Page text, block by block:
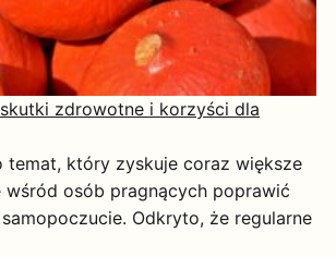
zdrowotne i korzyści dla
temat, który zyskuje coraz większe
wśród osób pragnących poprawić
Odkryto, że regularne